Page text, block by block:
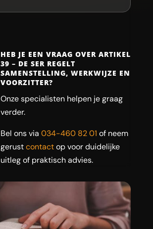
HEB JE EEN VRAAG OVER ARTIKEL
39 – DE SER REGELT
SAMENSTELLING, WERKWIJZE EN
VOORZITTER?
Onze specialisten helpen je graag
verder.
Bel ons via 034-460 82 01 of neem
gerustcontactop voor duidelijke
uitleg of praktisch advies.